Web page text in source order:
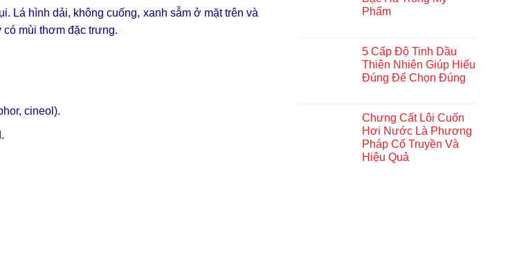
Lá hình dải, không cuống, xanh sẫm ở mặt trên và
có mùi thơm đặc trưng.
cineol).
Phẩm
5 Cấp Độ Tinh Dầu
Thiên Nhiên Giúp Hiểu
Đúng Để Chọn Đúng
Chưng Cất Lôi Cuốn
Hơi Nước Là Phương
Pháp Cổ Truyền Và
Hiệu Quả